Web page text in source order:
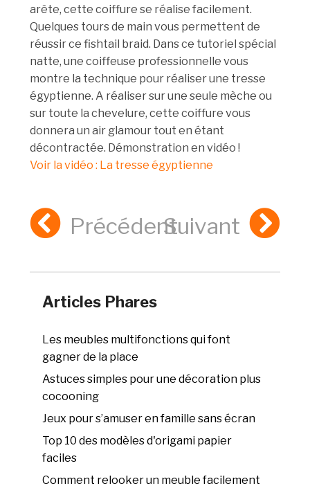
arête, cette coiffure se réalise facilement.
Quelques tours de main vous permettent de
réussir ce fishtail braid. Dans ce tutoriel spécial
natte, une coiffeuse professionnelle vous
montre la technique pour réaliser une tresse
égyptienne. A réaliser sur une seule mèche ou
sur toute la chevelure, cette coiffure vous
donnera un air glamour tout en étant
décontractée. Démonstration en vidéo !
Voir la vidéo : La tresse égyptienne
PrécédentSuivant
Articles Phares
Les meubles multifonctions qui font
gagner de la place
Astuces simples pour une décoration plus
cocooning
Jeux pour s’amuser en famille sans écran
Top 10 des modèles d'origami papier
faciles
Comment relooker un meuble facilement